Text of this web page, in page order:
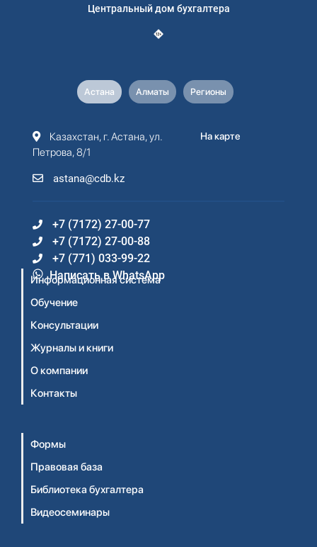
Центральный дом бухгалтера
Астана Алматы Регионы
Казахстан, г. Астана, ул.
Петрова, 8/1
astana@cdb.kz
На карте
+7 (7172) 27-00-77
+7 (7172) 27-00-88
+7 (771) 033-99-22
Написать в WhatsApp
Информационная система
Обучение
Консультации
Журналы и книги
О компании
Контакты
Формы
Правовая база
Библиотека бухгалтера
Видеосеминары